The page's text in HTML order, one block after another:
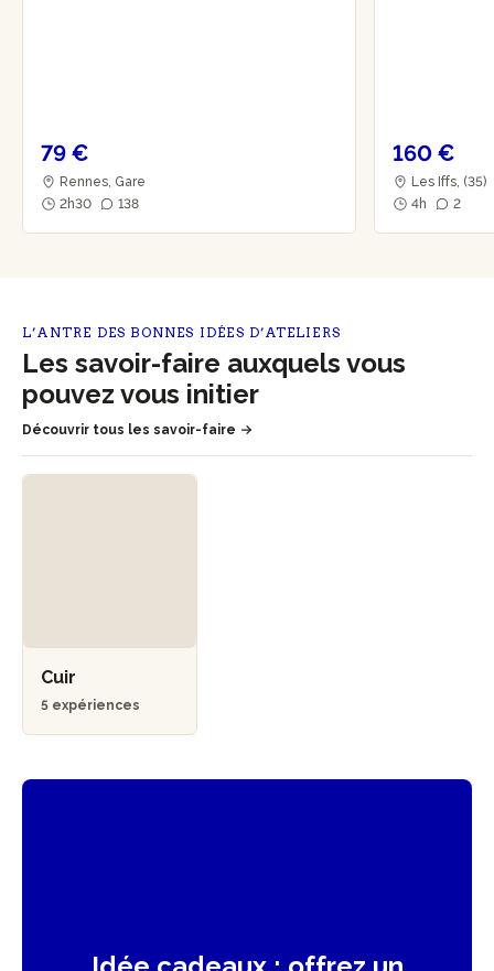
79 €
Rennes, Gare
2h30
138
160 €
Les Iffs, (35)
4h
2
L’ANTRE DES BONNES IDÉES D’ATELIERS
Les savoir-faire auxquels vous
pouvez vous initier
Découvrir tous les savoir-faire
Cuir
5 expériences